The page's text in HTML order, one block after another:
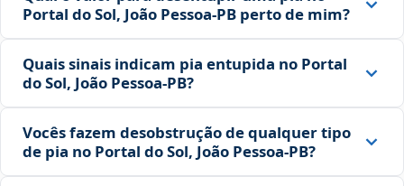
Portal do Sol, João Pessoa‑PB perto de mim?
Quais sinais indicam pia entupida no Portal
do Sol, João Pessoa‑PB?
Vocês fazem desobstrução de qualquer tipo
de pia no Portal do Sol, João Pessoa‑PB?